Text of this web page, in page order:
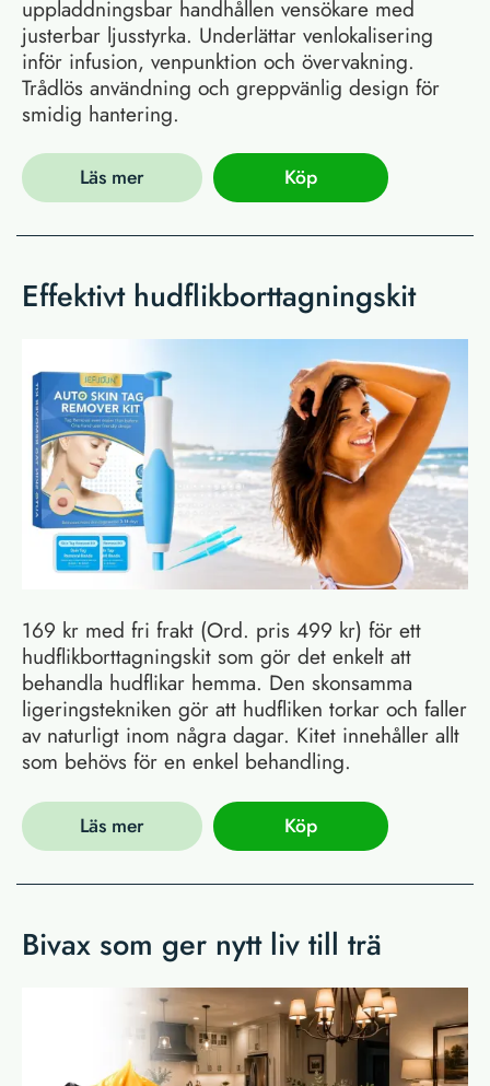
uppladdningsbar handhållen vensökare med
justerbar ljusstyrka. Underlättar venlokalisering
inför infusion, venpunktion och övervakning.
Trådlös användning och greppvänlig design för
smidig hantering.
Läs mer Köp
Effektivt hudflikborttagningskit
169 kr med fri frakt (Ord. pris 499 kr) för ett
hudflikborttagningskit som gör det enkelt att
behandla hudflikar hemma. Den skonsamma
ligeringstekniken gör att hudfliken torkar och faller
av naturligt inom några dagar. Kitet innehåller allt
som behövs för en enkel behandling.
Läs mer Köp
Bivax som ger nytt liv till trä